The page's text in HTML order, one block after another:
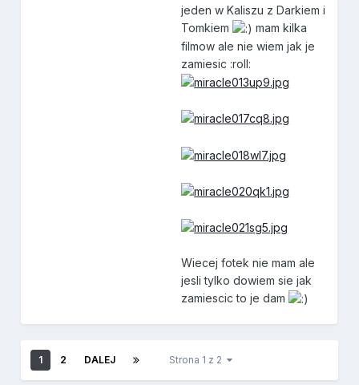
jeden w Kaliszu z Darkiem i
Tomkiem
mam kilka
filmow ale nie wiem jak je
zamiesic :roll:
Wiecej fotek nie mam ale
jesli tylko dowiem sie jak
zamiescic to je dam
1 2 DALEJ Strona 1 z 2